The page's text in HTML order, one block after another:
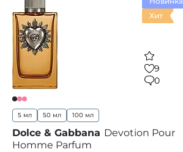
Хит
9
0
5 мл 50 мл 100 мл
Dolce & Gabbana Devotion Pour
Homme Parfum